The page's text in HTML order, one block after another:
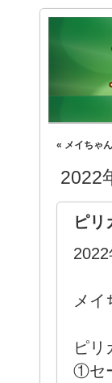
« メイちゃ
2022
ピ
2022
メ
ピリ
①セ